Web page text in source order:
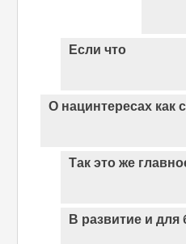
Если что
О нацинтересах как
Так это же
В развитие и для